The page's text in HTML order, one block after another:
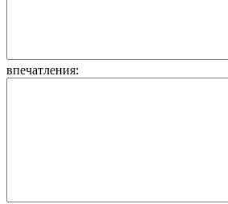
впечатления: